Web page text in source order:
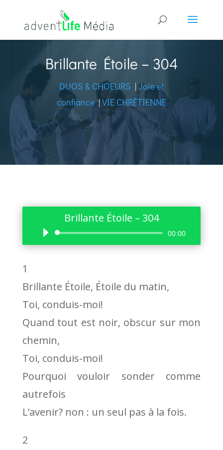
Brillante Étoile – 304
DUOS & CHOEURS | Joie et
confiance|VIE CHRÉTIENNE
Brillante Étoile – 304
Lecteur
audio
00:00
1
Brillante Étoile, Étoile du matin,
Toi, conduis-moi!
Quand tout est noir, obscur sur mon
chemin,
Toi, conduis-moi!
Pourquoi vouloir sonder comme
autrefois
L’avenir? non : un seul pas à la fois.
2